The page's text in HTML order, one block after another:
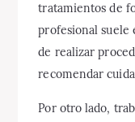
tratamientos de
profesional suele
de realizar
recomendar
Por otro lado,